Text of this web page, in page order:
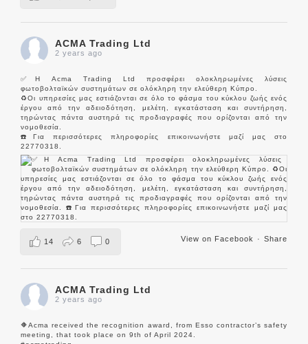
ACMA Trading Ltd
2 years ago
✅Η Acma Trading Ltd προσφέρει ολοκληρωμένες λύσεις
φωτοβολταϊκών συστημάτων σε ολόκληρη την ελεύθερη Κύπρο.
♻️Οι υπηρεσίες μας εστιάζονται σε όλο το φάσμα του κύκλου ζωής ενός
έργου από την αδειοδότηση, μελέτη, εγκατάσταση και συντήρηση,
τηρώντας πάντα αυστηρά τις προδιαγραφές που ορίζονται από την
νομοθεσία.
☎️Για περισσότερες πληροφορίες επικοινωνήστε μαζί μας στο
22770318.
View on Facebook · Share
14 6 0
ACMA Trading Ltd
2 years ago
🔶Acma received the recognition award, from Esso contractor’s safety
meeting, that took place on 9th of April 2024.